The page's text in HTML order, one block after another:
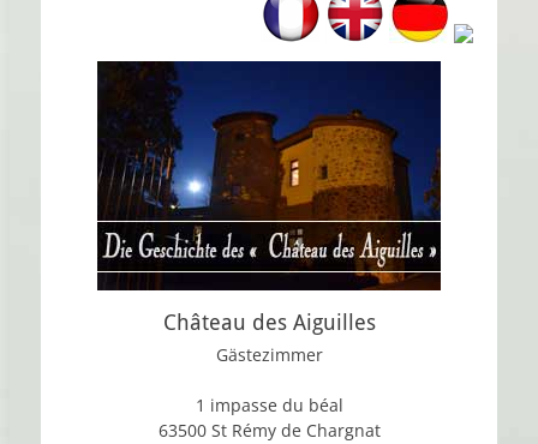
Château des Aiguilles
Gästezimmer
1 impasse du béal
63500 St Rémy de Chargnat